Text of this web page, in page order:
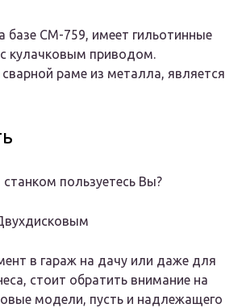
базе СМ-759, имеет гильотинные
кулачковым приводом.
раме из металла, является
пользуетесь Вы?
в гараж на дачу или даже для
стоит обратить внимание на
модели, пусть и надлежащего